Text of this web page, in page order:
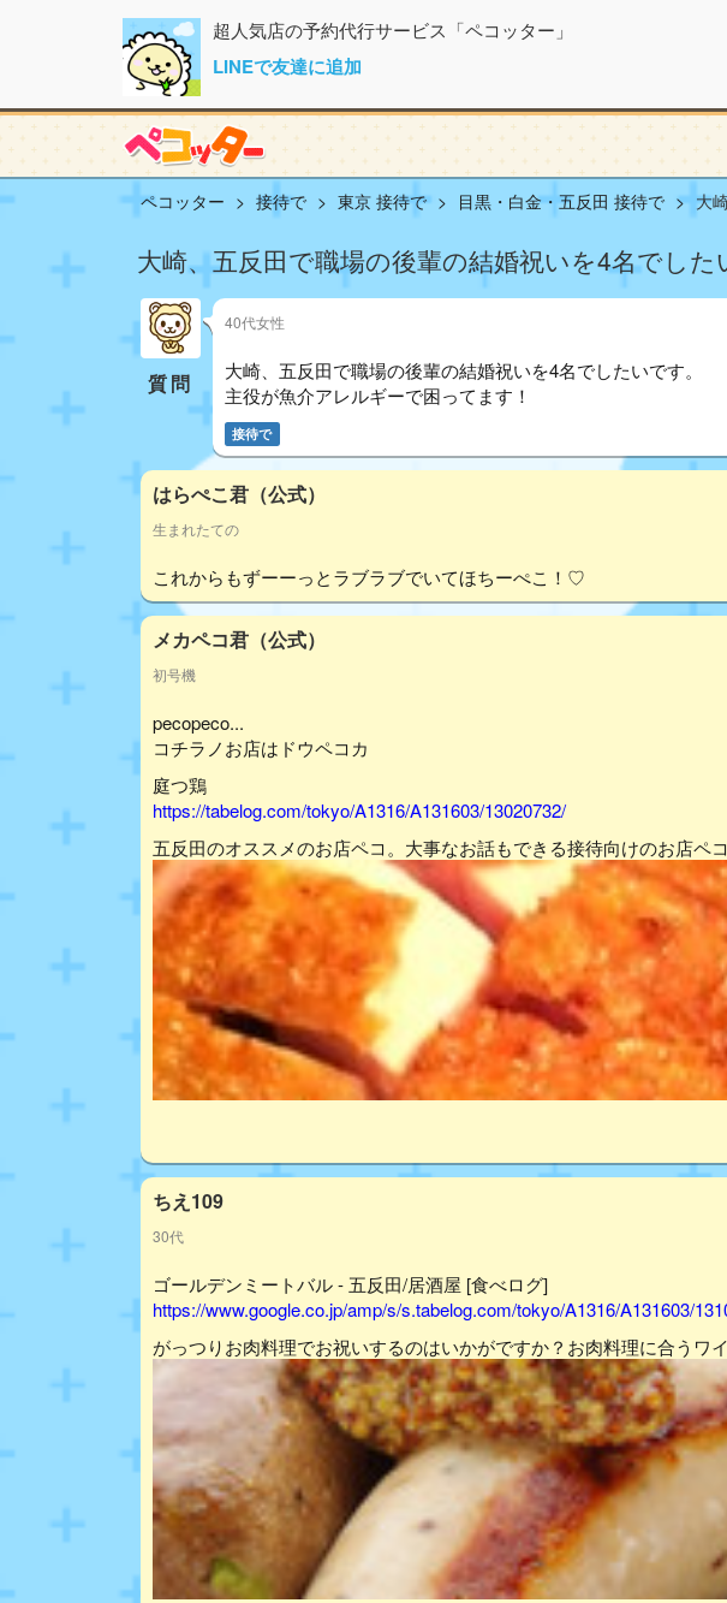
超人気店の予約代行サービス「ペコッター」
LINEで友達に追加
ペコッター 接待で 東京 接待で 目黒・白金・五反田 接待で 大
大崎、五反田で職場の後輩の結婚祝いを4名でし
質問
40代女性
大崎、五反田で職場の後輩の結婚祝いを4名でしたいです。
主役が魚介アレルギーで困ってます！
接待で
はらぺこ君（公式）
生まれたての
これからもずーーっとラブラブでいてほちーぺこ！♡
メカペコ君（公式）
初号機
pecopeco...
コチラノお店はドウペコカ
庭つ鶏
https://tabelog.com/tokyo/A1316/A131603/13020732/
五反田のオススメのお店ペコ。大事なお話もできる接待向けのお店ペコ
ちえ109
30代
ゴールデンミートバル - 五反田/居酒屋 [食べログ]
https://www.google.co.jp/amp/s/s.tabelog.com/tokyo/A1316/A131603/
がっつりお肉料理でお祝いするのはいかがですか？お肉料理に合うワ